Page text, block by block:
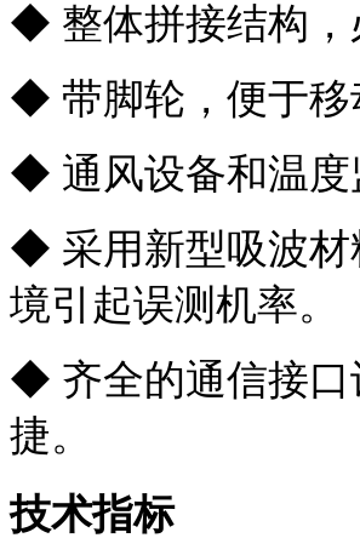
◆ 整体拼接结构
◆ 带脚轮，便于
◆ 通风设备和温
◆ 采用新型吸波
境引起误测机率。
◆ 齐全的通信接口
捷。
技术指标